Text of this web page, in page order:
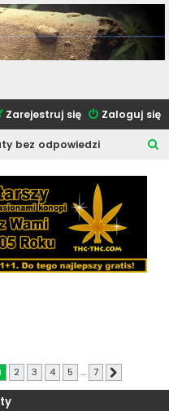
Zaloguj się
Zarejestruj się
bez odpowiedzi
1 7
1 2 3 4 5 … 7